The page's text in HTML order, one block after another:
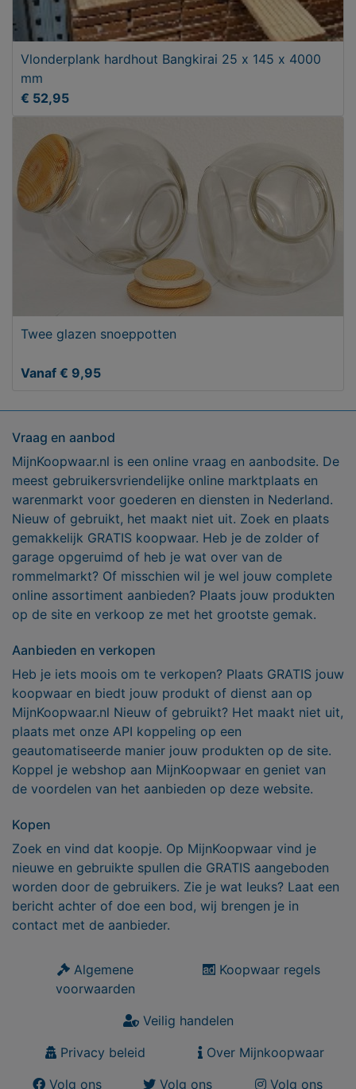
Vlonderplank hardhout Bangkirai 25 x 145 x 4000
mm
€ 52,95
Twee glazen snoeppotten
Vanaf € 9,95
Vraag en aanbod
MijnKoopwaar.nl is een online vraag en aanbodsite. De
meest gebruikersvriendelijke online marktplaats en
warenmarkt voor goederen en diensten in Nederland.
Nieuw of gebruikt, het maakt niet uit. Zoek en plaats
gemakkelijk GRATIS koopwaar. Heb je de zolder of
garage opgeruimd of heb je wat over van de
rommelmarkt? Of misschien wil je wel jouw complete
online assortiment aanbieden? Plaats jouw produkten
op de site en verkoop ze met het grootste gemak.
Aanbieden en verkopen
Heb je iets moois om te verkopen? Plaats GRATIS jouw
koopwaar en biedt jouw produkt of dienst aan op
MijnKoopwaar.nl Nieuw of gebruikt? Het maakt niet uit,
plaats met onze API koppeling op een
geautomatiseerde manier jouw produkten op de site.
Koppel je webshop aan MijnKoopwaar en geniet van
de voordelen van het aanbieden op deze website.
Kopen
Zoek en vind dat koopje. Op MijnKoopwaar vind je
nieuwe en gebruikte spullen die GRATIS aangeboden
worden door de gebruikers. Zie je wat leuks? Laat een
bericht achter of doe een bod, wij brengen je in
contact met de aanbieder.
Algemene
voorwaarden
Koopwaar regels
Veilig handelen
Privacy beleid
Over Mijnkoopwaar
Volg ons
Volg ons Volg ons